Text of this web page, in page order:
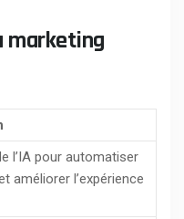
marketing
l’IA pour automatiser
améliorer l’expérience